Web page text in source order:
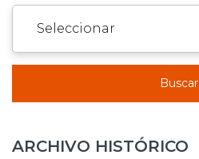
Buscar
ARCHIVO HISTÓRICO